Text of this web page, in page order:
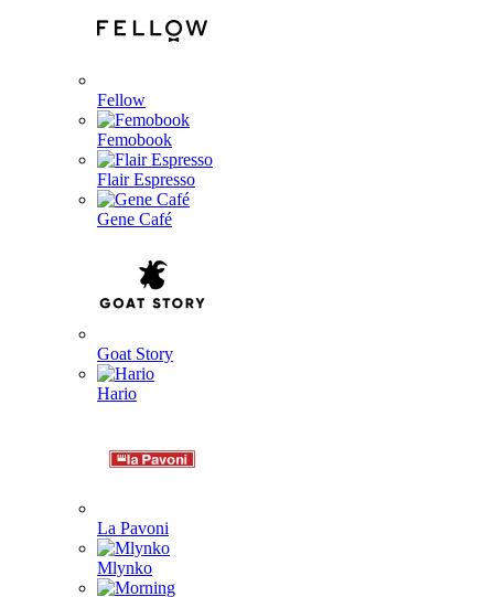
Fellow
Femobook
Flair Espresso
Gene Café
Goat Story
Hario
La Pavoni
Mlynko